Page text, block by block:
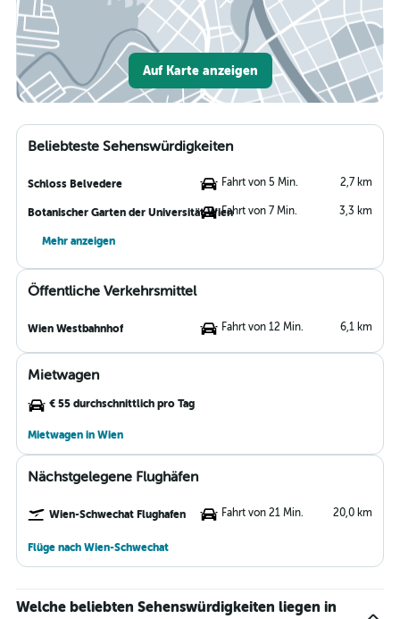
Auf Karte anzeigen
Beliebteste Sehenswürdigkeiten
Schloss Belvedere Fahrt von 5 Min. 2,7 km
Botanischer Garten der Universität WienFahrt von 7 Min. 3,3 km
Mehr anzeigen
Öffentliche Verkehrsmittel
Wien Westbahnhof Fahrt von 12 Min. 6,1 km
Mietwagen
€ 55 durchschnittlich pro Tag
Mietwagen in Wien
Nächstgelegene Flughäfen
Wien-Schwechat Flughafen Fahrt von 21 Min. 20,0 km
Flüge nach Wien-Schwechat
Welche beliebten Sehenswürdigkeiten liegen in